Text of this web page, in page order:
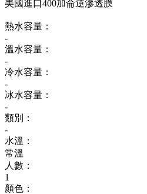
美國進口400加侖逆滲透膜
熱水容量：
-
溫水容量：
-
冷水容量：
-
冰水容量：
-
類別：
-
水溫：
常溫
人數：
1
顏色：